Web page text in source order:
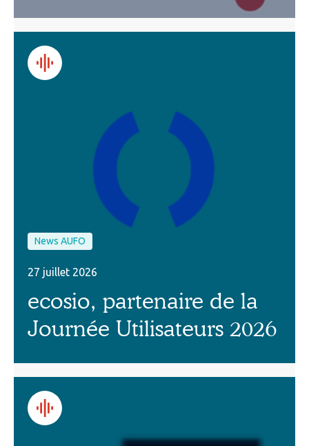
News AUFO
27 juillet 2026
ecosio, partenaire de la
Journée Utilisateurs 2026